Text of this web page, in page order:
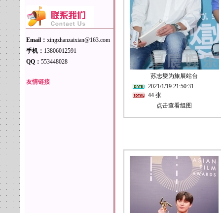
Email： xingzhanzaixian@163.com
手机： 13806012591
QQ： 553448028
友情链接
苏志燮为旅展站台
2021/1/19 21:50:31
44 张
点击查看组图